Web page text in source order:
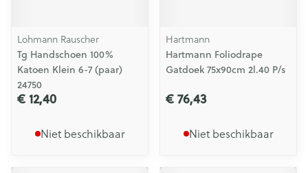
Lohmann Rauscher
Tg Handschoen 100%
Katoen Klein 6-7 (paar)
24750
€ 12,40
Niet beschikbaar
Hartmann
Hartmann Foliodrape
Gatdoek 75x90cm 2l.40 P/s
€ 76,43
Niet beschikbaar